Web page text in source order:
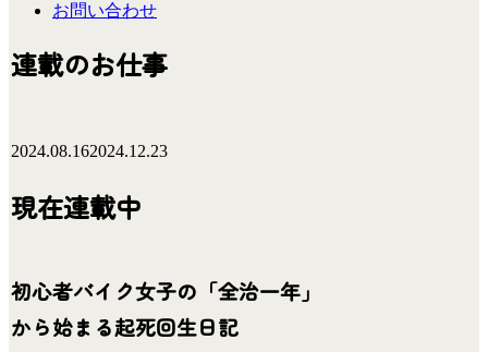
お問い合わせ
連載のお仕事
2024.08.162024.12.23
現在連載中
初心者バイク女子の「全治一年」
から始まる起死回生日記